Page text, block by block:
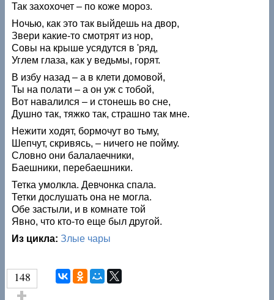
Так захохочет – по коже мороз.
Ночью, как это так выйдешь на двор,
Звери какие-то смотрят из нор,
Совы на крыше усядутся в 'ряд,
Углем глаза, как у ведьмы, горят.
В избу назад – а в клети домовой,
Ты на полати – а он уж с тобой,
Вот навалился – и стонешь во сне,
Душно так, тяжко так, страшно так мне.
Нежити ходят, бормочут во тьму,
Шепчут, скривясь, – ничего не пойму.
Словно они балалаечники,
Баешники, перебаешники.
Тетка умолкла. Девчонка спала.
Тетки дослушать она не могла.
Обе застыли, и в комнате той
Явно, что кто-то еще был другой.
Из цикла:Злые чары
148